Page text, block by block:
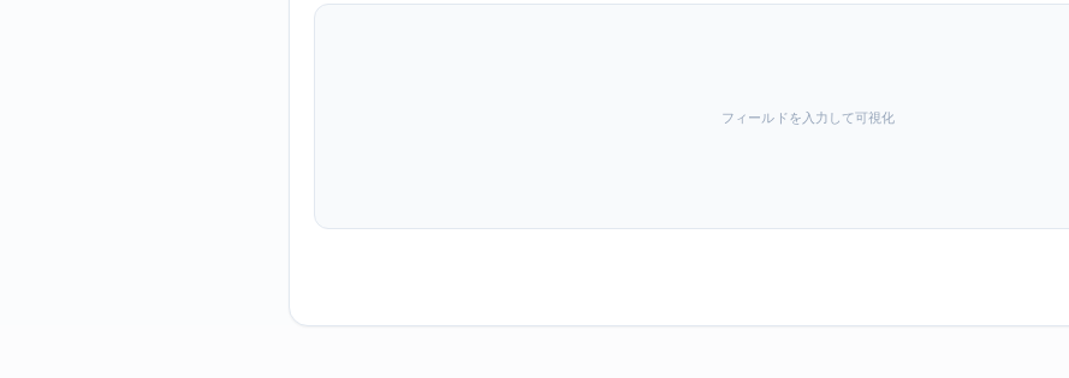
フィールドを入力して可視化